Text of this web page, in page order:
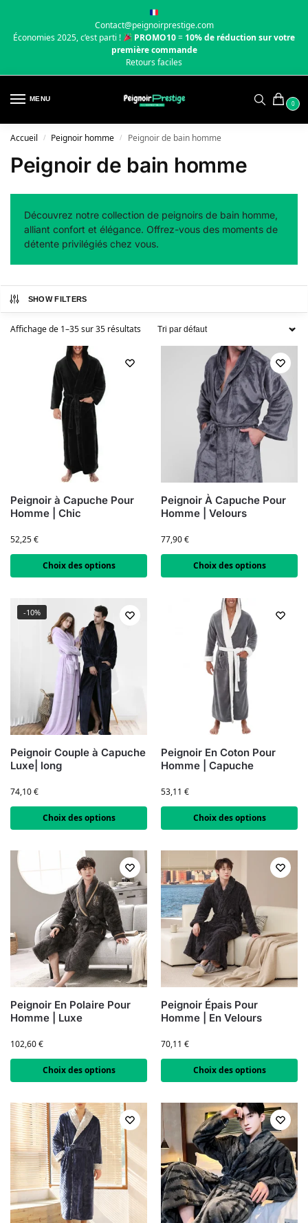
Contact@peignoirprestige.com
Économies 2025, c’est parti !
PROMO10=10% de réduction sur votre
première commande
Retours faciles
MENU
0
Accueil / Peignoir homme / Peignoir de bain homme
Peignoir de bain homme
Découvrez notre collection de peignoirs de bain homme,
alliant confort et élégance. Offrez-vous des moments de
détente privilégiés chez vous.
SHOW FILTERS
Affichage de 1–35 sur 35 résultats
Peignoir à Capuche Pour
Homme | Chic
52,25€
Choix des options
Peignoir À Capuche Pour
Homme | Velours
77,90€
Choix des options
-10%
Peignoir Couple à Capuche
Luxe| long
74,10€
Choix des options
Peignoir En Coton Pour
Homme | Capuche
53,11 €
Choix des options
Peignoir En Polaire Pour
Homme | Luxe
102,60€
Choix des options
Peignoir Épais Pour
Homme | En Velours
70,11 €
Choix des options